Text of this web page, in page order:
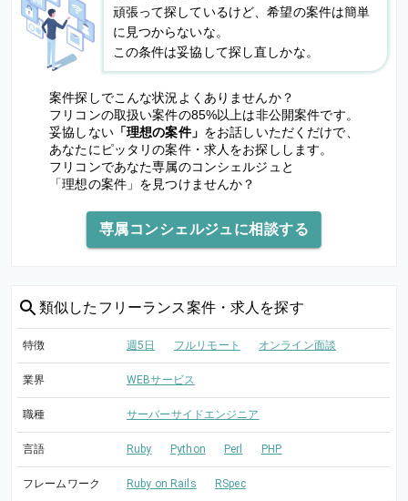
頑張って探しているけど、希望の案件は簡単
に見つからないな。
この条件は妥協して探し直しかな。
案件探しでこんな状況よくありませんか？
フリコンの取扱い案件の85%以上は非公開案件です。
妥協しない「理想の案件」 をお話しいただくだけで、
あなたにピッタリの案件・求人をお探しします。
フリコンであなた専属のコンシェルジュと
「理想の案件」を見つけませんか？
専属コンシェルジュに相談する
類似した フリーランス案件・求人を探す
特徴 週5日 フルリモート オンライン面談
業界 WEBサービス
職種 サーバーサイドエンジニア
言語 Ruby Python Perl PHP
フレームワーク Ruby on Rails RSpec